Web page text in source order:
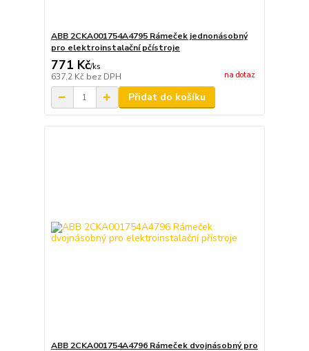
ABB 2CKA001754A4795 Rámeček jednonásobný
pro elektroinstalační pčístroje
771 Kč/ks
637,2 Kč bez DPH na dotaz
Přidat do košíku
ABB 2CKA001754A4796 Rámeček dvojnásobný pro